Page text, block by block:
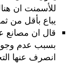
للأسمنت ان
يباع بأقل من
قال ان مصانع
بسبب عدم
انصرف عنها